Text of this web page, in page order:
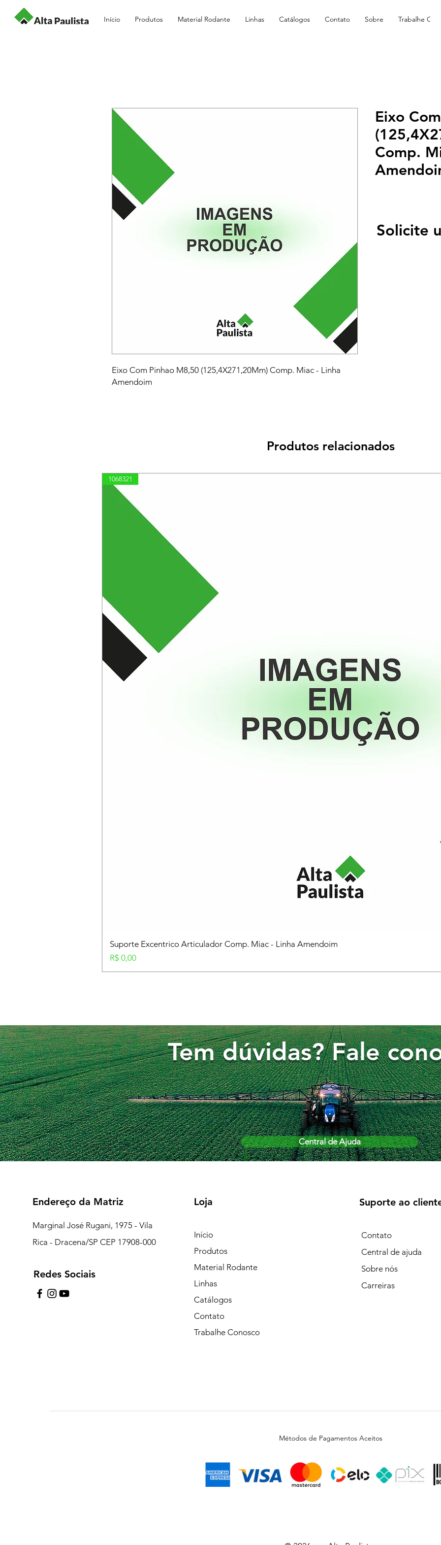
Início Produtos Material Rodante Linhas Catálogos Contato Sobre Trabalhe
Eixo Com Pinhao M8,50 (125,4X271,20Mm) Comp. Miac - Linha
Amendoim
Eixo
Comp.
Solicite
Produtos relacionados
1068321
Suporte Excentrico Articulador Comp. Miac - Linha Amendoim
Preço
R$ 0,00
Tem dúvidas? Fale
Central de Ajuda
de Plantão)
Endereço da Matriz
Marginal José Rugani, 1975 - Vila
Rica - Dracena/SP CEP 17908-000
Redes Sociais
Loja
Início
Produtos
Material Rodante
Linhas
Catálogos
Contato
Trabalhe Conosco
Suporte ao
Contato
Central de ajuda
Sobre nós
Carreiras
Métodos de Pagamentos Aceitos